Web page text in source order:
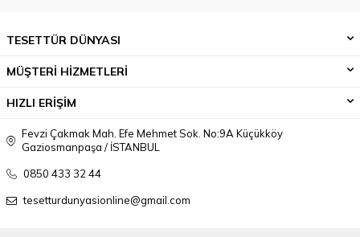
TESETTÜR DÜNYASI
MÜŞTERİ HİZMETLERİ
HIZLI ERİŞİM
Fevzi Çakmak Mah. Efe Mehmet Sok. No:9A Küçükköy
Gaziosmanpaşa / İSTANBUL
0850 433 32 44
tesetturdunyasionline@gmail.com